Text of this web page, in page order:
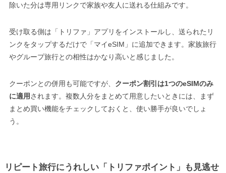
除いた分は専用リンクで家族や友人に送れる仕組みです。
受け取る側は「トリファ」アプリをインストールし、送られたリ
ンクをタップするだけで「マイeSIM」に追加できます。家族旅行
やグループ旅行との相性はかなり高いと感じました。
クーポンとの併用も可能ですが、 クーポン割引は1つのeSIMのみ
に適用 されます。複数人分をまとめて用意したいときには、まず
まとめ買い機能をチェックしておくと、使い勝手が良いでしょ
う。
リピート旅行にうれしい「トリファポイント」も見逃せ